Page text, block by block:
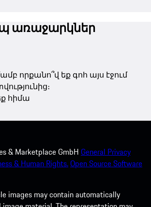
առաջարկներ
որքանո՞վ եք գոհ այս էջում
հիմա
& Marketplace GmbH General Privacy
& Human Rights.Open Source Software
images may contain automatically